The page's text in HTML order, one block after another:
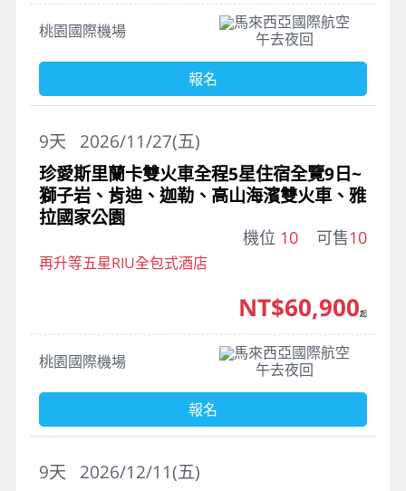
桃園國際機場
馬來西亞國際航空
午去夜回
報名
2026/11/27(五)
9天
珍愛斯里蘭卡雙火車全程5星住宿全覽9日~
獅子岩、肯迪、迦勒、高山海濱雙火車、雅
拉國家公園
機位 10 可售10
再升等五星RIU全包式酒店
桃園國際機場
馬來西亞國際航空
午去夜回
NT$60,900起
報名
2026/12/11(五)
9天